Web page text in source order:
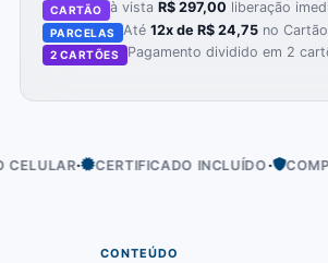
CARTÃO à vista R$ 297,00 liberação
PARCELAS Até12x de R$ 24,75 no
2 CARTÕES Pagamento dividido em 2
· CERTIFICADO INCLUÍDO·
CONTEÚDO